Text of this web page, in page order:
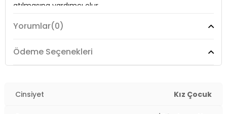
atılmasına yardımcı olur
Üretim Yeri :Vietnam
Yorumlar(0)
Ödeme Seçenekleri
Cinsiyet Kız Çocuk